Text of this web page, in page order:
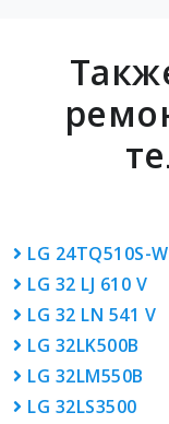
LG 24TQ510S-
LG 32 LJ 610 V
LG 32 LN 541 V
LG 32LK500B
LG 32LM550B
LG 32LS3500